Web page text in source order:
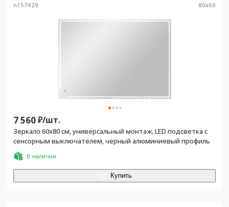
n157429 80x60
7 560₽/шт.
Зеркало 60х80 см, универсальный монтаж, LED подсветка с
сенсорным выключателем, черный алюминиевый профиль
В наличии
Купить